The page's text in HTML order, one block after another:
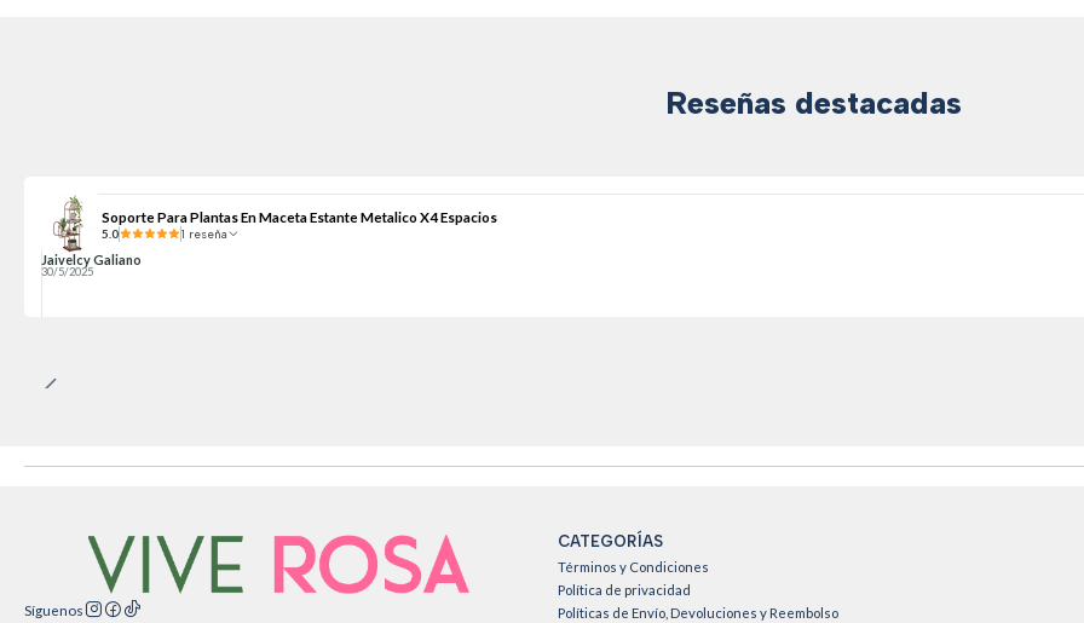
Reseñas destacadas
Soporte Para Plantas En Maceta Estante Metalico X4 Espacios
5.0 1 reseña
Jaivelcy Galiano
30/5/2025
Síguenos
CATEGORÍAS
Términos y Condiciones
Política de privacidad
Políticas de Envío, Devoluciones y Reembolso